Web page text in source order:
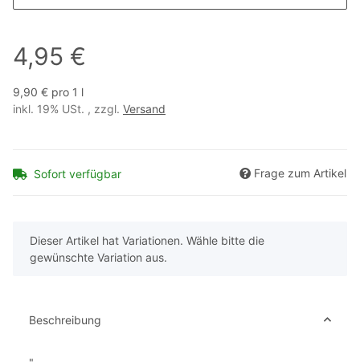
4,95 €
9,90 € pro 1 l
inkl. 19% USt. , zzgl. Versand
Sofort verfügbar Frage zum Artikel
x
Dieser Artikel hat Variationen. Wähle bitte die
gewünschte Variation aus.
Beschreibung